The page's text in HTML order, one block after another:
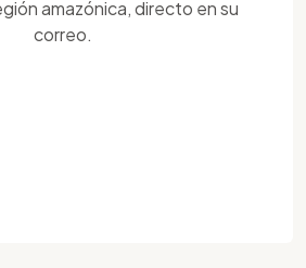
amazónica, directo en su
correo.